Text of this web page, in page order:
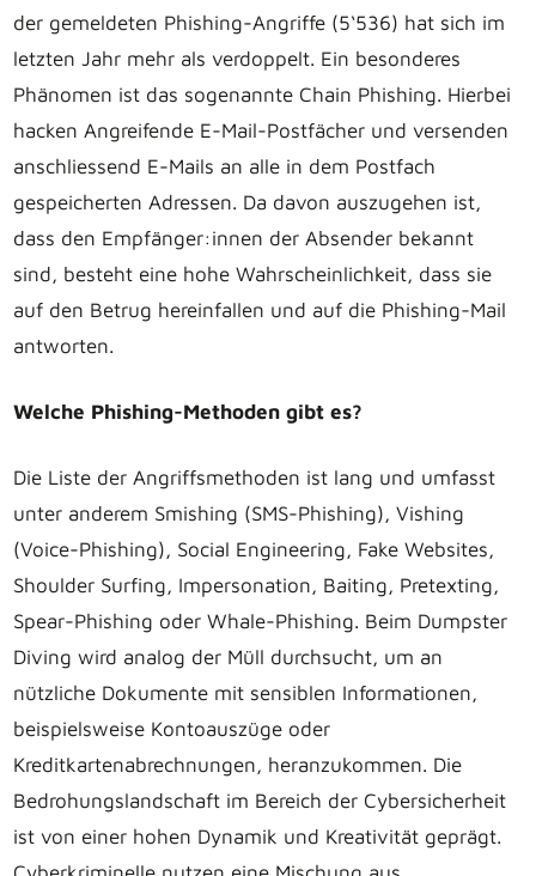
der gemeldeten Phishing-Angriffe (5‘536) hat sich im
letzten Jahr mehr als verdoppelt. Ein besonderes
Phänomen ist das sogenannte Chain Phishing. Hierbei
hacken Angreifende E-Mail-Postfächer und versenden
anschliessend E-Mails an alle in dem Postfach
gespeicherten Adressen. Da davon auszugehen ist,
dass den Empfänger:innen der Absender bekannt
sind, besteht eine hohe Wahrscheinlichkeit, dass sie
auf den Betrug hereinfallen und auf die Phishing-Mail
antworten.
Welche Phishing-Methoden gibt es?
Die Liste der Angriffsmethoden ist lang und umfasst
unter anderem Smishing (SMS-Phishing), Vishing
(Voice-Phishing), Social Engineering, Fake Websites,
Shoulder Surfing, Impersonation, Baiting, Pretexting,
Spear-Phishing oder Whale-Phishing. Beim Dumpster
Diving wird analog der Müll durchsucht, um an
nützliche Dokumente mit sensiblen Informationen,
beispielsweise Kontoauszüge oder
Kreditkartenabrechnungen, heranzukommen. Die
Bedrohungslandschaft im Bereich der Cybersicherheit
ist von einer hohen Dynamik und Kreativität geprägt.